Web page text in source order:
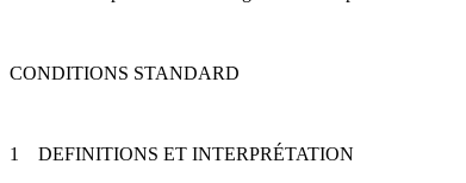
CONDITIONS STANDARD
1
DEFINITIONS ET INTERPRÉTATION